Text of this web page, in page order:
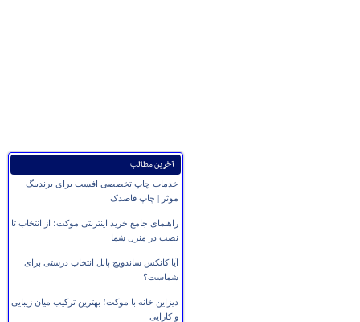
آخرین مطالب
خدمات چاپ تخصصی افست برای برندینگ
موثر | چاپ قاصدک
راهنمای جامع خرید اینترنتی موکت؛ از انتخاب تا
نصب در منزل شما
آیا کانکس ساندویچ پانل انتخاب درستی برای
شماست؟
دیزاین خانه با موکت؛ بهترین ترکیب میان زیبایی
و کارایی